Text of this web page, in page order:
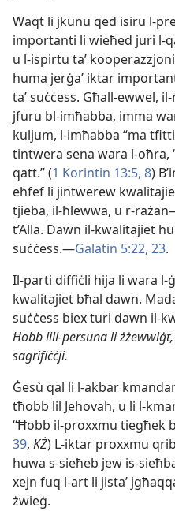
Waqt li jkunu qed isiru l-​
importanti li wieħed juri l-​
u l-​ispirtu taʼ
huma jerġaʼ iktar
taʼsuċċess. Għall-​ewwel,
jfuru bl-​imħabba, imma
kuljum, l-​imħabba “ma
tintwera sena wara l-​oħra,
qatt.” (1 Korintin 13:5, 8)
eħfef li jintwerew
tjieba, il-​ħlewwa, u r-​
t’Alla. Dawn il-​kwalitajiet
suċċess.—Galatin 5:22, 23.
Il-parti diffiċli hija li wara l-​
kwalitajiet bħal dawn.
suċċess biex turi dawn il-​
Ħobb lill-​persuna li
sagrifiċċji.
Ġesù qal li l-​akbar
tħobb lil Jehovah, u li l-​
“Ħobb il-​proxxmu tiegħek
39, KŻ) L-​iktar proxxmu
huwa s-​sieħeb jew is-​
xejn fuq l-​art li jistaʼ
żwieġ.